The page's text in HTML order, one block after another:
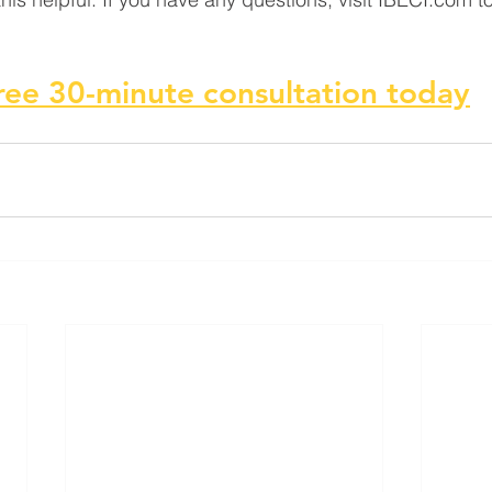
30-minute consultation today